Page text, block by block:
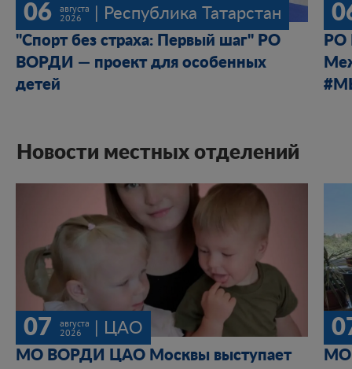
Новости местных отделений
06
августа
2026
| Республика Татарстан
"Спорт без страха: Первый шаг" РО
ВОРДИ — проект для особенных
детей
РО
07
августа
2026
| ЦАО
МО ВОРДИ ЦАО Москвы выступает
МО